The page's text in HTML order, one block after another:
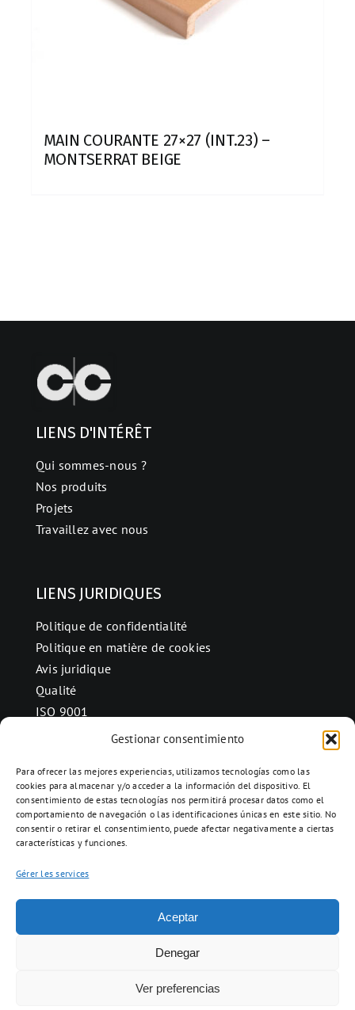
Gestionar consentimiento
Para ofrecer las mejores experiencias, utilizamos tecnologías como las
cookies para almacenar y/o acceder a la información del dispositivo. El
consentimiento de estas tecnologías nos permitirá procesar datos como el
comportamiento de navegación o las identificaciones únicas en este sitio. No
consentir o retirar el consentimiento, puede afectar negativamente a ciertas
características y funciones.
Gérer les services
Aceptar
Denegar
Ver preferencias
MAIN COURANTE 27×27 (INT.23) –
MONTSERRAT BEIGE
LIENS D'INTÉRÊT
Qui sommes-nous ?
Nos produits
Projets
Travaillez avec nous
LIENS JURIDIQUES
Politique de confidentialité
Politique en matière de cookies
Avis juridique
Qualité
ISO 9001
CONTACT
Ctra. Folquer a Jorba km.38,2,
08280 Calaf, Barcelona
938 69 82 50
info@ceramicascalaf.com